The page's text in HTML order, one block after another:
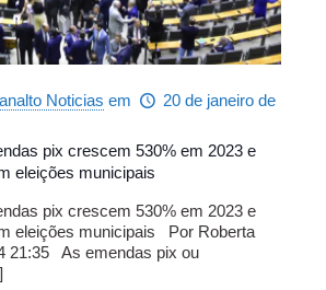
Noticias em
20 de janeiro de
pix crescem 530% em 2023 e
eleições municipais
pix crescem 530% em 2023 e
eleições municipais Por Roberta
21:35 As emendas pix ou